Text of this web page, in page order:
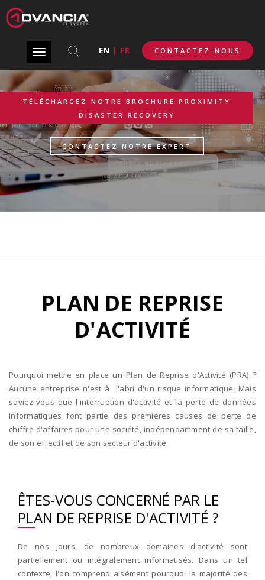
EN | FR CONTACTEZ-NOUS
Toggle
SINISTRE
TÉLÉCHARGEZ NOTRE BROCHURE PROXIMITY
DISASTER RECOVERY
CONTACTEZ NOTRE EXPERT
;
PLAN DE REPRISE
D'ACTIVITÉ
Pourquoi mettre en place un Plan de Reprise d'Activité (PRA) ?
Aucune entreprise n'est à l'abri d'un risque informatique. Mais
saviez-vous que l'interruption d'activité et la perte de données
informatiques font partie des premières causes de perte de
chiffre d'affaires pour une société, indépendamment de sa taille,
de son effectif et de son secteur d'activité.
ÊTES-VOUS CONCERNÉ PAR LE
PLAN DE REPRISE D'ACTIVITÉ ?
De nos jours, de nombreux domaines d'activité sont
partiellement ou intégralement informatisés. Dans un tel
contexte, l'on comprend aisément pourquoi la majorité des